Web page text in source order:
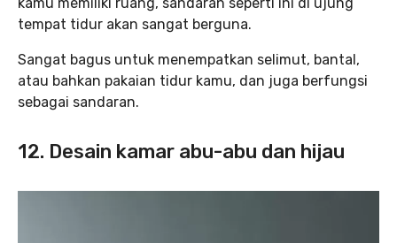
kamu memiliki ruang, sandaran seperti ini di ujung
tempat tidur akan sangat berguna.
Sangat bagus untuk menempatkan selimut, bantal,
atau bahkan pakaian tidur kamu, dan juga berfungsi
sebagai sandaran.
12. Desain kamar abu-abu dan hijau